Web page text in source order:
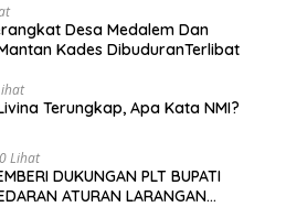
Kades DibuduranTerlibat
Terungkap, Apa Kata NMI?
Lihat
DUKUNGAN PLT BUPATI
ATURAN LARANGAN